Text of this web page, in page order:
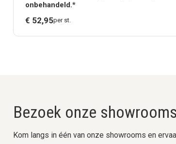
onbehandeld.*
€ 52,95per st.
Bezoek onze
Kom langs in één van onze showrooms en